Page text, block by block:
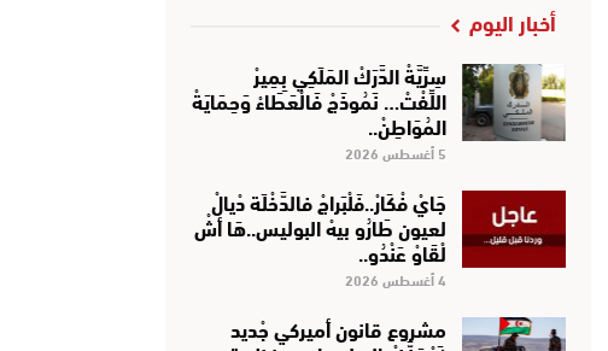
أخبار اليوم
سِرِّيَّةْ الدَّرَكْ المَلَكِي بِمِيرْ
اللِّفْتْ… نَمُوذَجْ فَالْعَطَاءْ وَحِمَايَةْ
المُوَاطِنْ..
5 أغسطس 2026
جَايْ فْكَارْ..فَلْبَراجْ فالدَّخْلَة دْيالْ
لعيون طَارُو بيهْ البوليس..هَا أشْ
لْقَاوْ عَنْدُو..
4 أغسطس 2026
مشروع قانون أميركي جْديد